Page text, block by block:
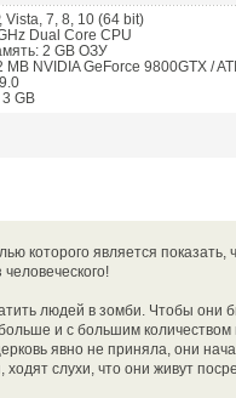
7, 8, 10 (64 bit)
Dual Core CPU
2 GB ОЗУ
MB NVIDIA GeForce 9800GTX /
GB
которого является
людей в зомби. Чтобы
и с большим
явно не приняла, они
слухи, что они живут